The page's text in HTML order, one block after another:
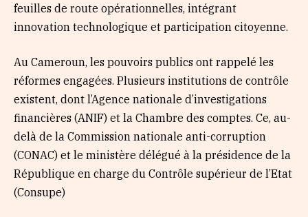
feuilles de route opérationnelles, intégrant
innovation technologique et participation citoyenne.
Au Cameroun, les pouvoirs publics ont rappelé les
réformes engagées. Plusieurs institutions de contrôle
existent, dont l’Agence nationale d’investigations
financières (ANIF) et la Chambre des comptes. Ce, au-
delà de la Commission nationale anti-corruption
(CONAC) et le ministère délégué à la présidence de la
République en charge du Contrôle supérieur de l’Etat
(Consupe)